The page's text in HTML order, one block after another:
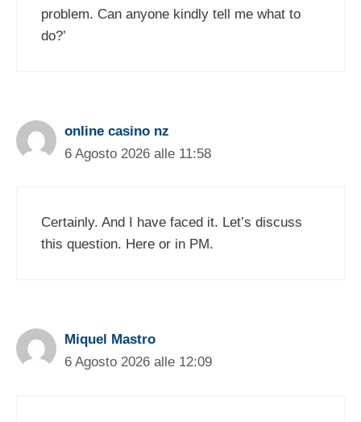
problem. Can anyone kindly tell me what to
do?’
online casino nz
6 Agosto 2026 alle 11:58
Certainly. And I have faced it. Let’s discuss
this question. Here or in PM.
Miquel Mastro
6 Agosto 2026 alle 12:09